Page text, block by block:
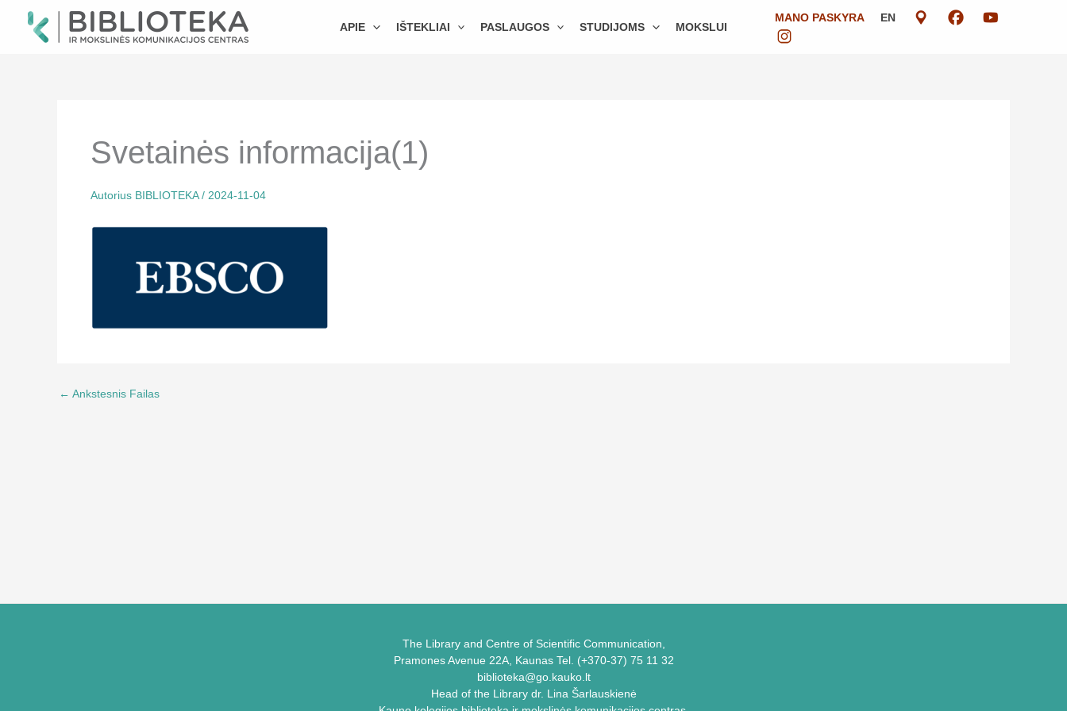
APIE IŠTEKLIAI PASLAUGOS STUDIJOMS MOKSLUI
MANO PASKYRA EN
Svetainės informacija(1)
Autorius BIBLIOTEKA/ 2024-11-04
← Ankstesnis Failas
The Library and Centre of Scientific Communication,
Pramones Avenue 22A, Kaunas Tel. (+370-37) 75 11 32
biblioteka@go.kauko.lt
Head of the Library dr. Lina Šarlauskienė